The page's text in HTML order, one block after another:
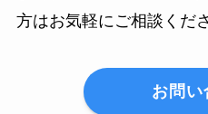
方はお気軽にご相談くだ
お問い